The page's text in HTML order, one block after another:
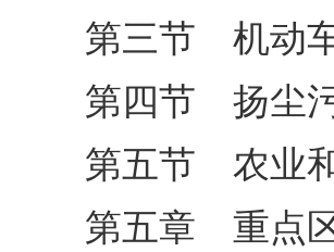
第三节 机动
第四节 扬尘
第五节 农业
第五章 重点